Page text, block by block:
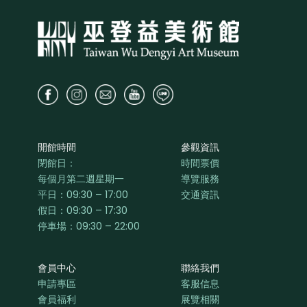
開館時間
閉館日：
每個月第二週星期一
平日： 09:30 – 17:00
假日：09:30 – 17:30
停車場：09:30 – 22:00
參觀資訊
時間票價
導覽服務
交通資訊
會員中心
申請專區
會員福利
聯絡我們
客服信息
展覽相關